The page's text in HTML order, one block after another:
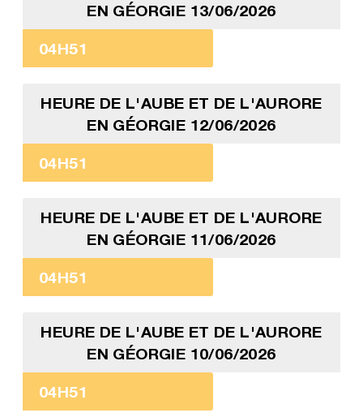
EN GÉORGIE 13/06/2026
04H51
HEURE DE L'AUBE ET DE L'AURORE
EN GÉORGIE 12/06/2026
04H51
HEURE DE L'AUBE ET DE L'AURORE
EN GÉORGIE 11/06/2026
04H51
HEURE DE L'AUBE ET DE L'AURORE
EN GÉORGIE 10/06/2026
04H51